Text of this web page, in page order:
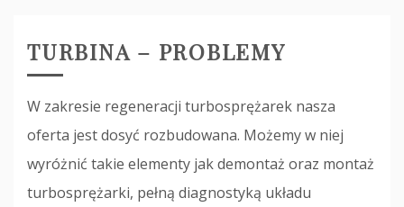
TURBINA – PROBLEMY
W zakresie regeneracji turbosprężarek nasza
oferta jest dosyć rozbudowana. Możemy w niej
wyróżnić takie elementy jak demontaż oraz montaż
turbosprężarki, pełną diagnostyką układu